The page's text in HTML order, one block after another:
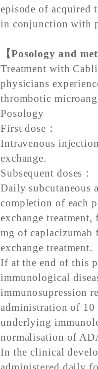
episode of acquired
in conjunction with
【Posology and
Treatment with
physicians
thrombotic
Posology
First dose：
Intravenous
exchange.
Subsequent doses：
Daily subcutaneous
completion of each
exchange
mg of caplacizumab
exchange treatment.
If at the end of this
immunological
immunosupression
administration of 10
underlying
normalisation of
In the clinical